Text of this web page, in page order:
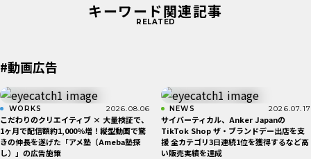
キーワード関連記事
RELATED
#動画広告
WORKS 2026.08.06
こだわりのクリエイティブ × 大量検証で、
1ヶ月で配信額約1,000％増！縦型動画で驚
きの伸長を遂げた「アメ塾（Ameba塾探
し）」の広告施策
NEWS 2026.07.17
サイバーティカル、Anker Japanの
TikTok Shop ザ・ブランドデー出店を支
援 全カテゴリ3日連続1位を獲得するなど高
い販売実績を達成